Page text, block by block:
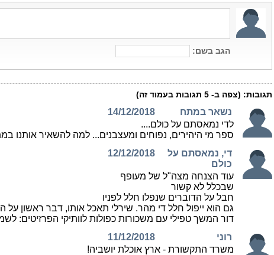
הגב בשם:
תגובות: (צפה ב- 5 תגובות בעמוד זה)
נשאר במתח
14/12/2018
לדי נמאסתם על כולם....
ספר מי היהירים, נפוחים ומעצבנים... למה להשאיר אותנו
די, נמאסתם על
כולם
12/12/2018
עוד הצנחה מצה"ל של מעופף
שבכלל לא קשור
חבל על הדוברים שנפלו חלל לפניו
גם הוא ייפול חלל די מהר. שירלי תאכל אותו, דבר ראשון על
דור המשך טפילי עם משכורות כפולות לוותיקי הפרזיטים:
רוני
11/12/2018
משרד התקשורת - ארץ אוכלת יושביה!